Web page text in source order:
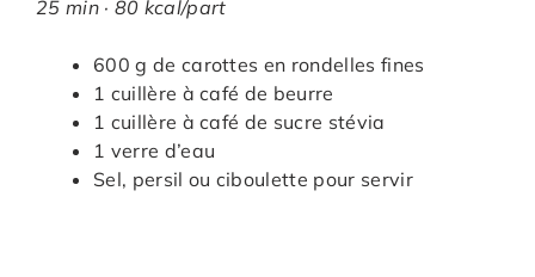
25 min · 80 kcal/part
600 g de carottes en rondelles fines
1 cuillère à café de beurre
1 cuillère à café de sucre stévia
1 verre d’eau
Sel, persil ou ciboulette pour servir